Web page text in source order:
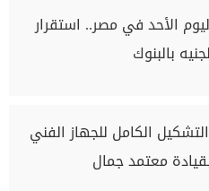
الأحد في مصر.. استقرار
بالبنوك
الكامل للجهاز الفني
معتمد جمال